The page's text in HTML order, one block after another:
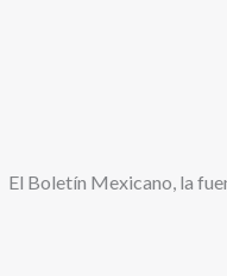
El Boletín Mexicano, la